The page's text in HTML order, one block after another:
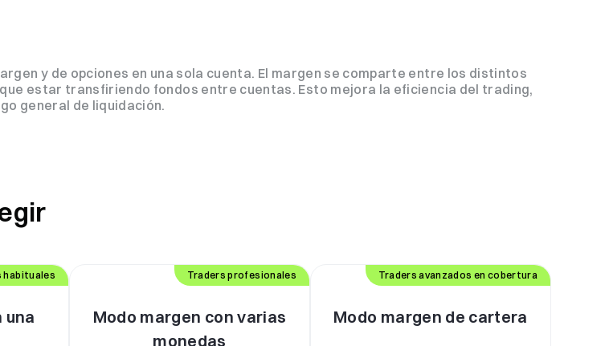
y de opciones en una sola cuenta. El margen se comparte entre los distintos
estar transfiriendo fondos entre cuentas. Esto mejora la eficiencia del trading,
general de liquidación.
una
habituales
Modo margen con varias
monedas
Traders profesionales
Modo margen de cartera
Traders avanzados en cobertura